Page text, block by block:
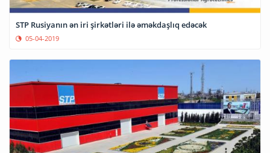
STP Rusiyanın ən iri şirkətləri ilə əməkdaşlıq edəcək
05-04-2019